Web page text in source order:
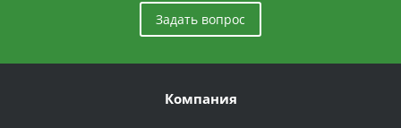
Задать вопрос
Компания